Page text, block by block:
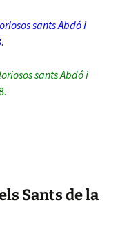
sants Abdó i
sants Abdó i
Sants de la